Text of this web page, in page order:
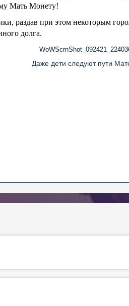
Мать Монету!
раздав при этом некоторым
долга.
Даже дети следуют пути